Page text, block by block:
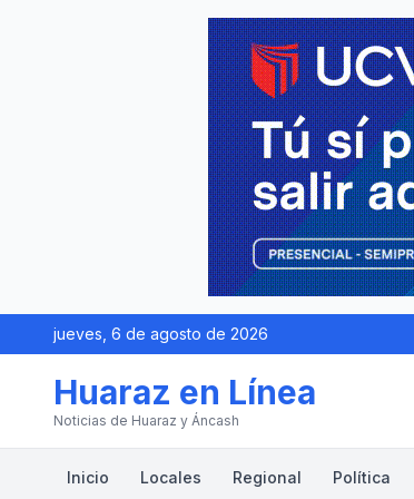
jueves, 6 de agosto de 2026
Huaraz en Línea
Noticias de Huaraz y Áncash
Inicio Locales Regional Política